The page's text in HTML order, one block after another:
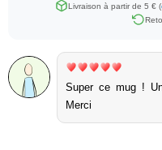
Livraison à partir de 5 € (
Super ce mug !
Merci